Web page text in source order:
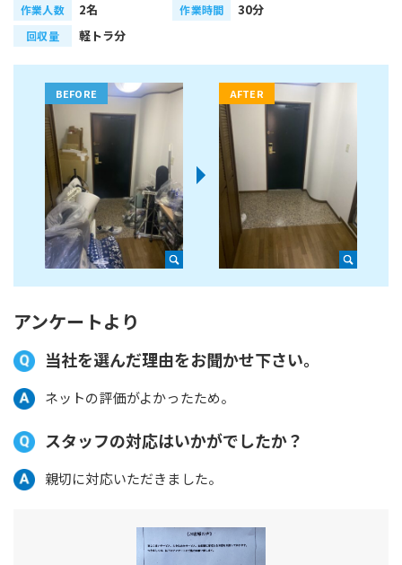
作業人数 2名 作業時間 30分
回収量 軽トラ分
アンケートより
当社を選んだ理由をお聞かせ下さい。
ネットの評価がよかったため。
スタッフの対応はいかがでしたか？
親切に対応いただきました。